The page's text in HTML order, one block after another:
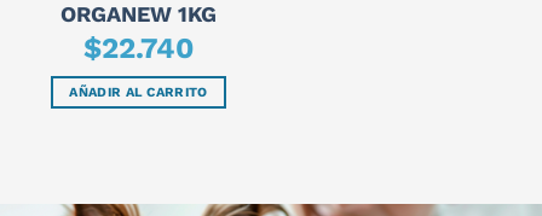
ORGANEW 1KG
$22.740
AÑADIR AL CARRITO